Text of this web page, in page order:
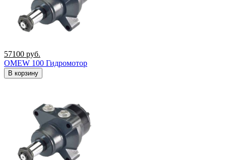
57100 руб.
OMEW 100 Гидромотор
В корзину